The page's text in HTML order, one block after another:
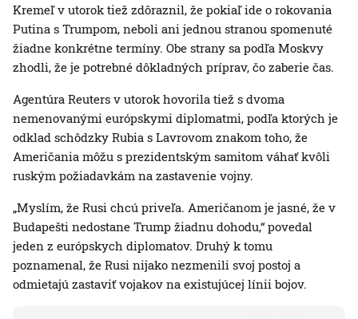
Kremeľ v utorok tiež zdôraznil, že pokiaľ ide o rokovania
Putina s Trumpom, neboli ani jednou stranou spomenuté
žiadne konkrétne termíny. Obe strany sa podľa Moskvy
zhodli, že je potrebné dôkladných príprav, čo zaberie čas.
Agentúra Reuters v utorok hovorila tiež s dvoma
nemenovanými európskymi diplomatmi, podľa ktorých je
odklad schôdzky Rubia s Lavrovom znakom toho, že
Američania môžu s prezidentským samitom váhať kvôli
ruským požiadavkám na zastavenie vojny.
„Myslím, že Rusi chcú priveľa. Američanom je jasné, že v
Budapešti nedostane Trump žiadnu dohodu,“ povedal
jeden z európskych diplomatov. Druhý k tomu
poznamenal, že Rusi nijako nezmenili svoj postoj a
odmietajú zastaviť vojakov na existujúcej línii bojov.